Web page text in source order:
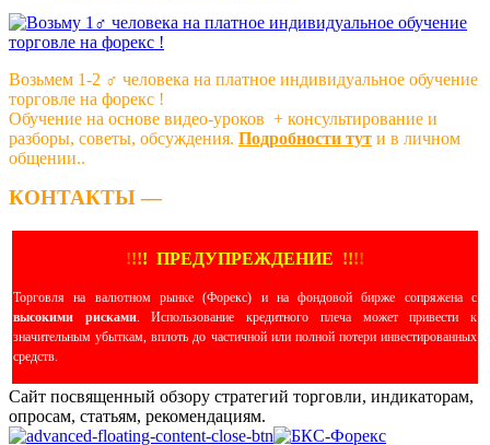
Возьмем 1-2 ‍♂️ человека на платное индивидуальное обучение
торговле на форекс !
Обучение на основе видео-уроков ️ + консультирование и
разборы, советы, обсуждения. Подробности тут и в личном
общении..
КОНТАКТЫ —
!!!! ПРЕДУПРЕЖДЕНИЕ !!!!
Торговля на валютном рынке (Форекс) и на фондовой бирже сопряжена с
высокими рисками. Использование кредитного плеча может привести к
значительным убыткам, вплоть до частичной или полной потери инвестированных
средств.
Сайт посвященный обзору стратегий торговли, индикаторам,
опросам, статьям, рекомендациям.